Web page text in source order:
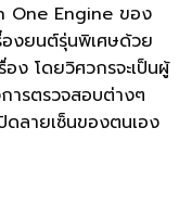
One Engine ของ
องยนต์รุ่นพิเศษด้วย
ง โดยวิศวกรจะเป็นผู้
ารตรวจสอบต่างๆ
ลายเซ็นของตนเอง